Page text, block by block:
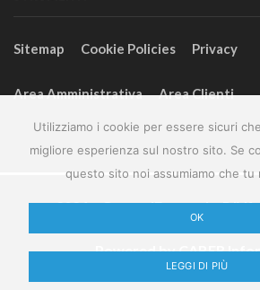
Utilizziamo i cookie per essere sicuri
migliore esperienza sul nostro sito. Se
questo sito noi assumiamo che tu
OK
LEGGI DI PIÙ
Sitemap Cookie Policies Privacy
Area Amministrativa Area Clienti
2024 – GeneralFarm srl –
Powered byCABER